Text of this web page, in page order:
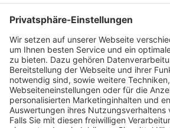
Über
Vertriebspartner finden
Stores Finden
Rechtlich
Zugänglichkeit
Careers